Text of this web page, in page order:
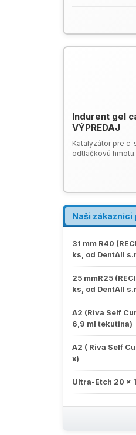
implantáty,
hladké, vysoko
povlaky sa
mimoriadne
Indurent gel
VÝPREDAJ
Katalyzátor pre c-
odtlačkovú hmotu.
Naši zákazníci
31 mm R40
ks, od DentAll
25 mmR25
ks, od DentAll
A2 (Riva Self
6,9 ml tekutina)
A2 ( Riva Self
x)
Ultra-Etch 20 x